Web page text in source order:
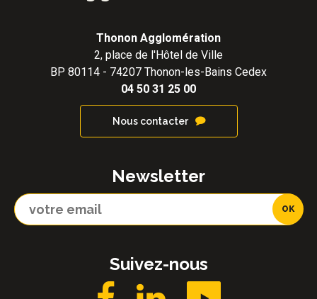
Thonon Agglomération
2, place de l'Hôtel de Ville
BP 80114 - 74207 Thonon-les-Bains Cedex
04 50 31 25 00
Nous contacter
Newsletter
Suivez-nous